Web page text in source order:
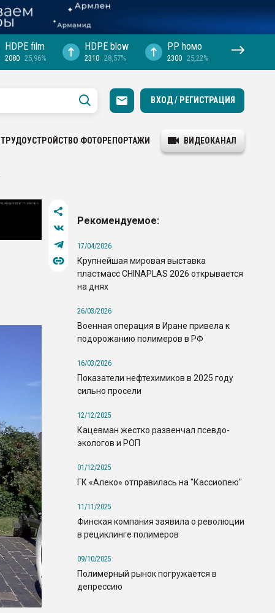
HDPE film
2080 25,96%
HDPE blow
2310 28,57%
PP hомо
2300 25,22%
ВХОД / РЕГИСТРАЦИЯ
ТРУДОУСТРОЙСТВО ФОТОРЕПОРТАЖИ ВИДЕОКАНАЛ
Рекомендуемое:
17/04/2026
Крупнейшая мировая выставка
пластмасс CHINAPLAS 2026 открывается
на днях
26/03/2026
Военная операция в Иране привела к
подорожанию полимеров в РФ
16/03/2026
Показатели нефтехимиков в 2025 году
сильно просели
12/12/2025
Кацевман жестко развенчал псевдо-
экологов и РОП
01/12/2025
ГК «Алеко» отправилась на "Кассиопею"
11/11/2025
Финская компания заявила о революции
в рециклинге полимеров
09/10/2025
Полимерный рынок погружается в
депрессию